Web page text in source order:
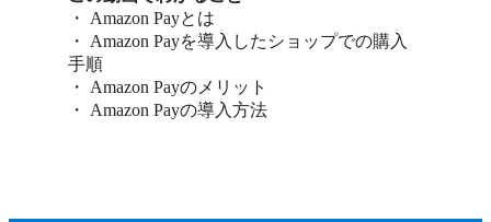
・ Amazon Payとは
・ Amazon Payを導入したショップでの購入
手順
・ Amazon Payのメリット
・ Amazon Payの導入方法